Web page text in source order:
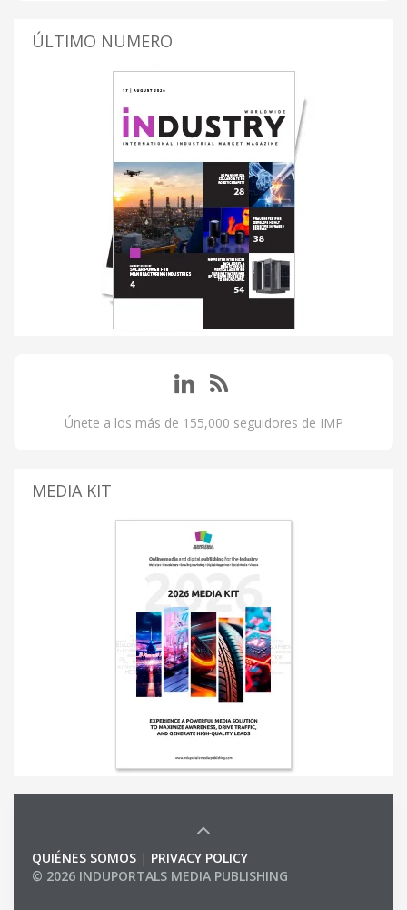
ÚLTIMO NUMERO
Únete a los más de 155,000 seguidores de IMP
MEDIA KIT
QUIÉNES SOMOS | PRIVACY POLICY
© 2026 INDUPORTALS MEDIA PUBLISHING